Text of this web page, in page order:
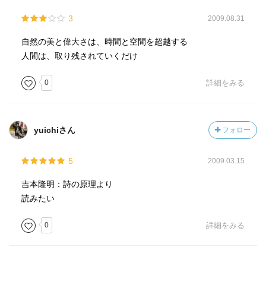
3 2009.08.31
自然の美と偉大さは、時間と空間を超越する
人間は、取り残されていくだけ
0 詳細をみる
yuichiさん フォロー
5 2009.03.15
吉本隆明：詩の原理より
読みたい
0 詳細をみる